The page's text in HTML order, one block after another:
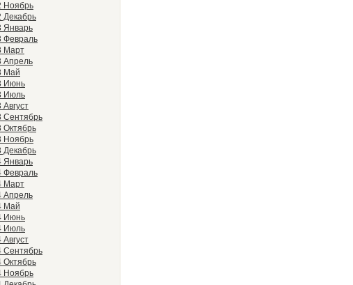
Ноябрь
Декабрь
Январь
Февраль
Март
Апрель
Май
Июнь
Июль
Август
Сентябрь
Октябрь
Ноябрь
Декабрь
Январь
Февраль
Март
Апрель
Май
Июнь
Июль
Август
Сентябрь
Октябрь
Ноябрь